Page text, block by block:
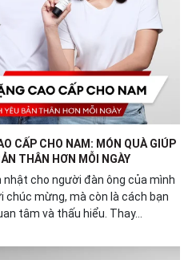
CẤP CHO NAM: MÓN QUÀ GIÚP
THÂN HƠN MỖI NGÀY
nhật cho người đàn ông của mình
chúc mừng, mà còn là cách bạn
tâm và thấu hiểu. Thay...